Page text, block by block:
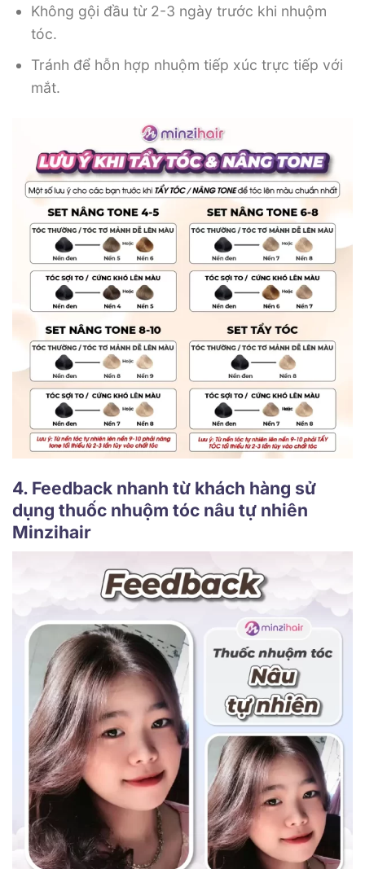
Không gội đầu từ 2-3 ngày trước khi nhuộm
tóc.
Tránh để hỗn hợp nhuộm tiếp xúc trực tiếp với
mắt.
4. Feedback nhanh từ khách hàng sử
dụng thuốc nhuộm tóc nâu tự nhiên
Minzihair